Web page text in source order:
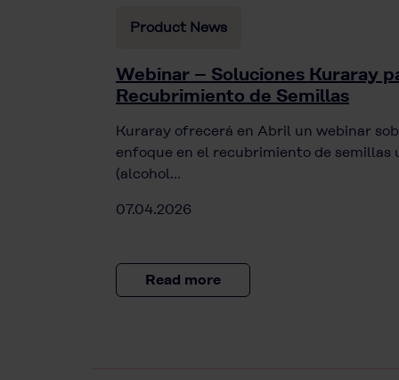
Product News
Webinar – Soluciones Kuraray
Recubrimiento de Semillas
Kuraray ofrecerá en Abril un webinar
enfoque en el recubrimiento de semillas
(alcohol…
07.04.2026
Read more